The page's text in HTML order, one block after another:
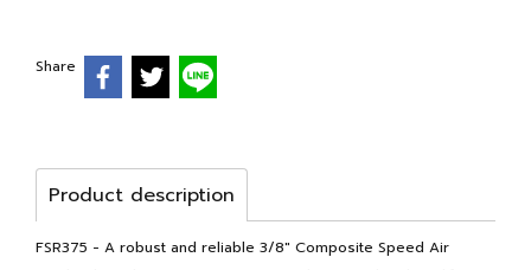
Share
Product description
FSR375 - A robust and reliable 3/8" Composite Speed Air